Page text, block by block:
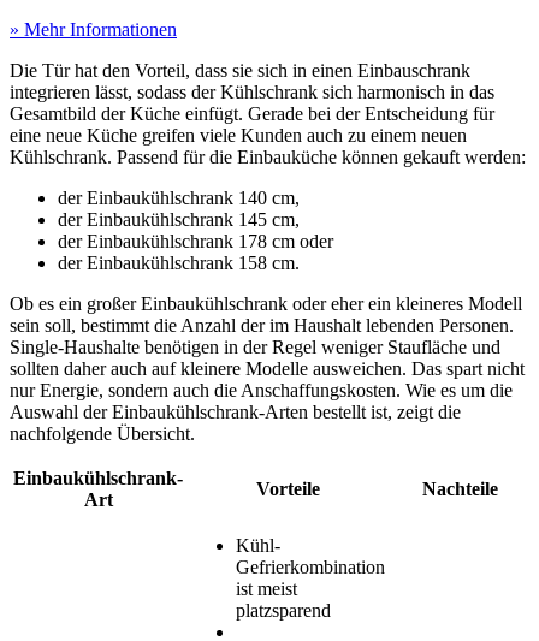
» Mehr Informationen
Die Tür hat den Vorteil, dass sie sich in einen Einbauschrank
integrieren lässt, sodass der Kühlschrank sich harmonisch in das
Gesamtbild der Küche einfügt. Gerade bei der Entscheidung für
eine neue Küche greifen viele Kunden auch zu einem neuen
Kühlschrank. Passend für die Einbauküche können gekauft werden:
der Einbaukühlschrank 140 cm,
der Einbaukühlschrank 145 cm,
der Einbaukühlschrank 178 cm oder
der Einbaukühlschrank 158 cm.
Ob es ein großer Einbaukühlschrank oder eher ein kleineres Modell
sein soll, bestimmt die Anzahl der im Haushalt lebenden Personen.
Single-Haushalte benötigen in der Regel weniger Staufläche und
sollten daher auch auf kleinere Modelle ausweichen. Das spart nicht
nur Energie, sondern auch die Anschaffungskosten. Wie es um die
Auswahl der Einbaukühlschrank-Arten bestellt ist, zeigt die
nachfolgende Übersicht.
Einbaukühlschrank-
Art
Vorteile Nachteile
Kühl-
Gefrierkombination
ist meist
platzsparend